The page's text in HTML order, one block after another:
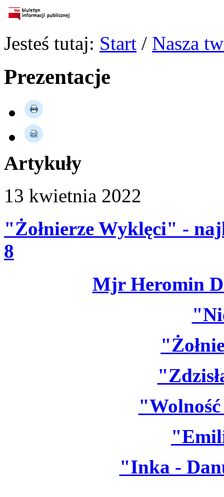
Jesteś tutaj: Start / Nasza
Prezentacje
Artykuły
13 kwietnia 2022
"Żołnierze Wyklęci" -
8
Mjr Heromin
"Wolność
"Inka -